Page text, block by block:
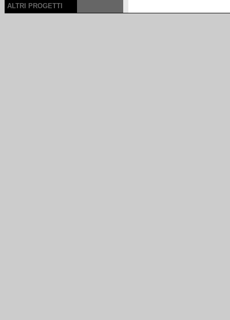
ALTRI PROGETTI